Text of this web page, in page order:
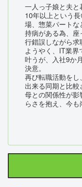
一人っ子娘と夫と
10年以上という
場、惣菜パートな
持病がある為、
行錯誤しながら求
ようやく、IT業
叶うが、入社9か
決意。
再び転職活動をし
出来る同期と比較
母との関係性が
らさを抱え、今も